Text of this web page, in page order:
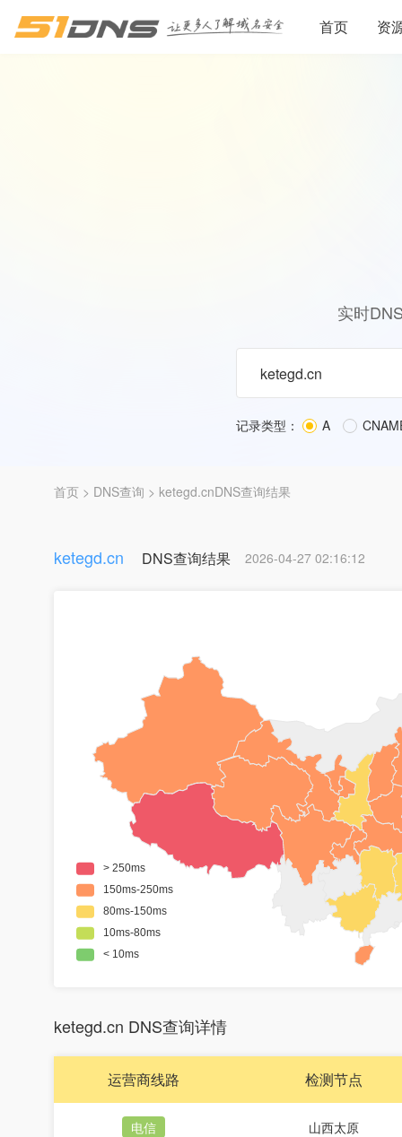
首页 资
实时
记录类型： A
首页 > DNS查询 > ketegd.cnDNS查询结果
ketegd.cn DNS查询结果 2026-04-27 02:16:12
ketegd.cn DNS查询详情
运营商线路 检测节点
电信 山西太原